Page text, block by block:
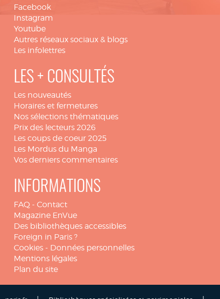
Facebook
Instagram
Youtube
Autres réseaux sociaux & blogs
Les infolettres
LES + CONSULTÉS
Les nouveautés
Horaires et fermetures
Nos sélections thématiques
Prix des lecteurs 2026
Les coups de coeur 2025
Les Mordus du Manga
Vos derniers commentaires
INFORMATIONS
FAQ - Contact
Magazine EnVue
Des bibliothèques accessibles
Foreign in Paris ?
Cookies - Données personnelles
Mentions légales
Plan du site